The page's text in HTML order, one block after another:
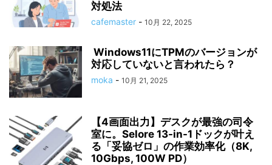
対処法
cafemaster - 10月 22, 2025
Windows11にTPMのバージョンが
対応していないと言われたら？
moka - 10月 21, 2025
【4画面出力】デスクが最強の司令
室に。Selore 13-in-1ドックが叶え
る「妥協ゼロ」の作業効率化（8K,
10Gbps, 100W PD）